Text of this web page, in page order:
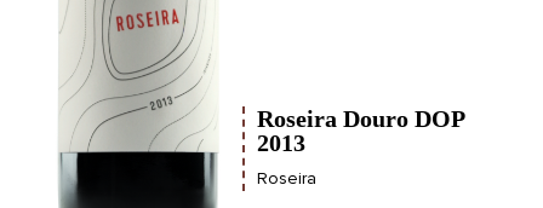
Roseira Douro DOP
2013
Roseira